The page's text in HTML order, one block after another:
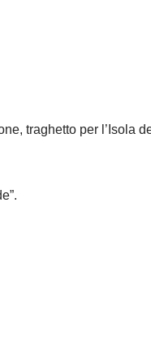
traghetto per l’Isola